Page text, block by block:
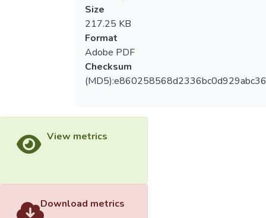
Size
217.25 KB
Format
Adobe PDF
Checksum
View metrics
Download metrics